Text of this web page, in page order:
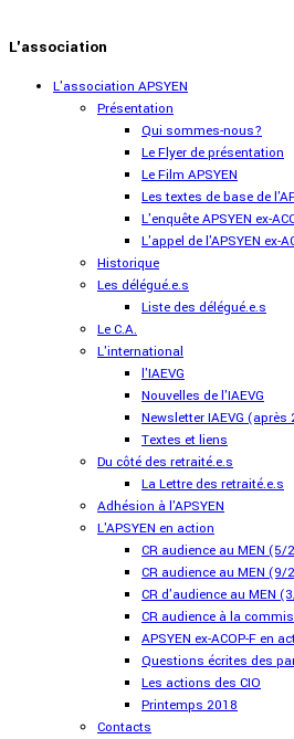
L'association
L'association APSYEN
Présentation
Qui sommes-nous?
Le Flyer de présentation
Le Film APSYEN
Les textes de base de
L'enquête APSYEN ex-
L'appel de l'APSYEN ex-
Historique
Les délégué.e.s
Liste des délégué.e.s
Le C.A.
L'international
l'IAEVG
Nouvelles de l'IAEVG
Newsletter IAEVG (après
Textes et liens
Du côté des retraité.e.s
La Lettre des retraité.e.s
Adhésion à l'APSYEN
L'APSYEN en action
CR audience au MEN (5/
CR audience au MEN (9/
CR d'audience au MEN
CR audience à la
APSYEN ex-ACOP-F en
Questions écrites des
Les actions des CIO
Printemps 2018
Contacts